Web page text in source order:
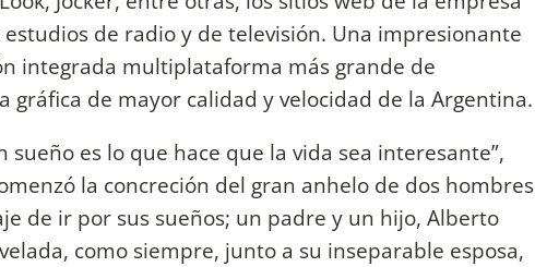
de radio y de televisión. Una impresionante
integrada multiplataforma más grande de
gráfica de mayor calidad y velocidad de la Argentina.
es lo que hace que la vida sea interesante”,
la concreción del gran anhelo de dos hombres
de ir por sus sueños; un padre y un hijo, Alberto
como siempre, junto a su inseparable esposa,